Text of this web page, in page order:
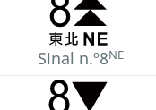
Sinal n.º8NE